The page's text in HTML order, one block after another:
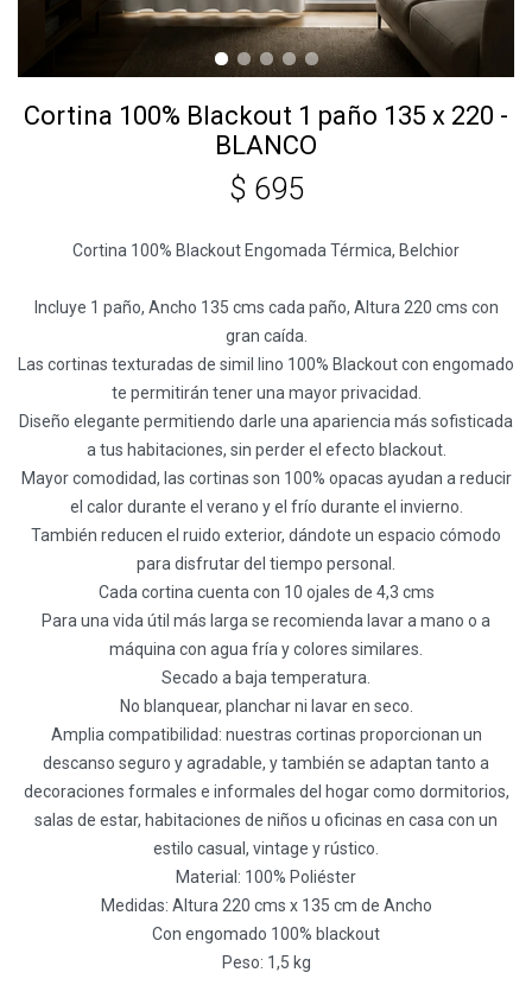
Cortina 100% Blackout 1 paño 135 x 220 -
BLANCO
$ 695
Cortina 100% Blackout Engomada Térmica, Belchior
Incluye 1 paño, Ancho 135 cms cada paño, Altura 220 cms con
gran caída.
Las cortinas texturadas de simil lino 100% Blackout con engomado
te permitirán tener una mayor privacidad.
Diseño elegante permitiendo darle una apariencia más sofisticada
a tus habitaciones, sin perder el efecto blackout.
Mayor comodidad, las cortinas son 100% opacas ayudan a reducir
el calor durante el verano y el frío durante el invierno.
También reducen el ruido exterior, dándote un espacio cómodo
para disfrutar del tiempo personal.
Cada cortina cuenta con 10 ojales de 4,3 cms
Para una vida útil más larga se recomienda lavar a mano o a
máquina con agua fría y colores similares.
Secado a baja temperatura.
No blanquear, planchar ni lavar en seco.
Amplia compatibilidad: nuestras cortinas proporcionan un
descanso seguro y agradable, y también se adaptan tanto a
decoraciones formales e informales del hogar como dormitorios,
salas de estar, habitaciones de niños u oficinas en casa con un
estilo casual, vintage y rústico.
Material: 100% Poliéster
Medidas: Altura 220 cms x 135 cm de Ancho
Con engomado 100% blackout
Peso: 1,5 kg